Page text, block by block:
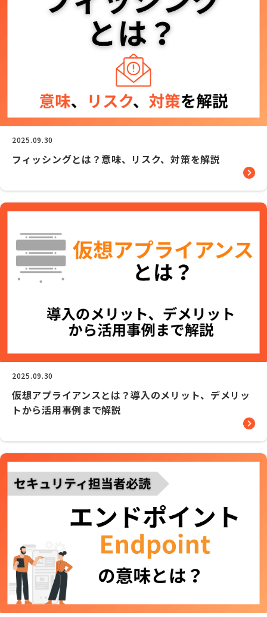
2025.09.30
フィッシングとは？意味、リスク、対策を解説
2025.09.30
仮想アプライアンスとは？導入のメリット、デメリッ
トから活用事例まで解説